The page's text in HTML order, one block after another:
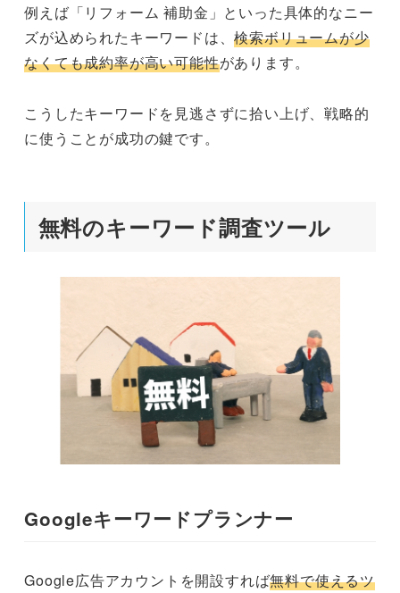
例えば「リフォーム 補助金」といった具体的なニー
ズが込められたキーワードは、検索ボリュームが少
なくても成約率が高い可能性があります。
こうしたキーワードを見逃さずに拾い上げ、戦略的
に使うことが成功の鍵です。
無料のキーワード調査ツール
Googleキーワードプランナー
Google広告アカウントを開設すれば無料で使えるツ